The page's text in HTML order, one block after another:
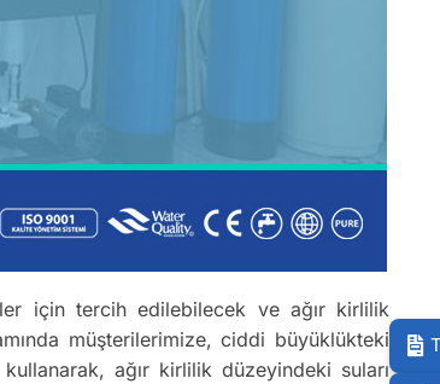
için tercih edilebilecek ve ağır kirlilik
müşterilerimize, ciddi büyüklükteki
ağır kirlilik düzeyindeki suları